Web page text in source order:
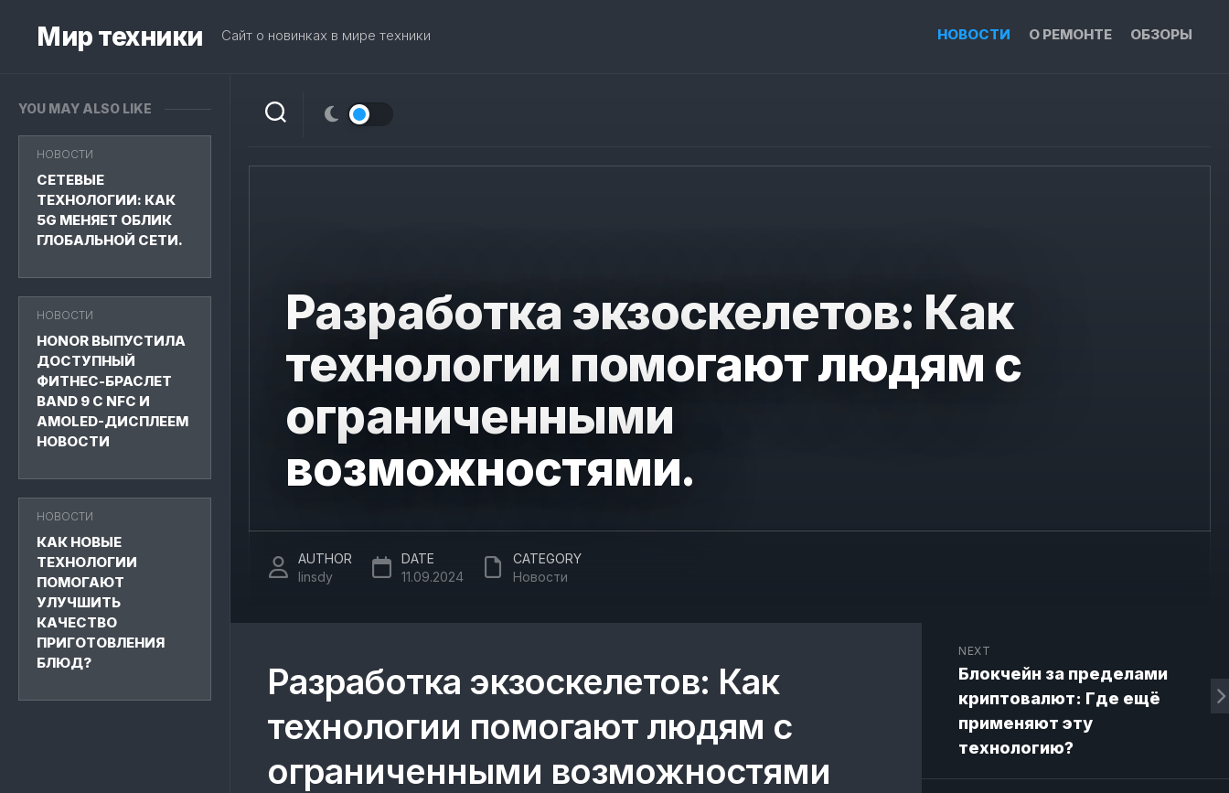
contentМир техники Сайт о новинках в мире техники НОВОСТИ О РЕМОНТЕ ОБЗОРЫ
YOU MAY ALSO LIKE
НОВОСТИ
СЕТЕВЫЕ
ТЕХНОЛОГИИ: КАК
5G МЕНЯЕТ ОБЛИК
ГЛОБАЛЬНОЙ СЕТИ.
НОВОСТИ
HONOR ВЫПУСТИЛА
ДОСТУПНЫЙ
ФИТНЕС-БРАСЛЕТ
BAND 9 С NFC И
AMOLED-ДИСПЛЕЕМ
НОВОСТИ
НОВОСТИ
КАК НОВЫЕ
ТЕХНОЛОГИИ
ПОМОГАЮТ
УЛУЧШИТЬ
КАЧЕСТВО
ПРИГОТОВЛЕНИЯ
БЛЮД?
Разработка экзоскелетов: Как
технологии помогают людям с
ограниченными
возможностями.
AUTHOR
linsdy
DATE
11.09.2024
CATEGORY
Новости
Разработка экзоскелетов: Как
технологии помогают людям с
ограниченными возможностями
NEXT
Блокчейн за пределами
криптовалют: Где ещё
применяют эту
технологию?